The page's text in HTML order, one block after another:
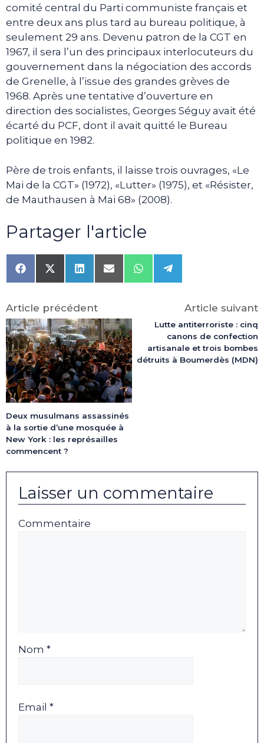
comité central du Parti communiste français et
entre deux ans plus tard au bureau politique, à
seulement 29 ans. Devenu patron de la CGT en
1967, il sera l’un des principaux interlocuteurs du
gouvernement dans la négociation des accords
de Grenelle, à l’issue des grandes grèves de
1968. Après une tentative d’ouverture en
direction des socialistes, Georges Séguy avait été
écarté du PCF, dont il avait quitté le Bureau
politique en 1982.
Père de trois enfants, il laisse trois ouvrages, «Le
Mai de la CGT» (1972), «Lutter» (1975), et «Résister,
de Mauthausen à Mai 68» (2008).
Partager l'article
Share
on
Share
on
(Twitter)
Share
on
Share
on
Share
on
Share
on
Article précédent
Deux musulmans assassinés
à la sortie d’une mosquée à
New York : les représailles
commencent ?
Article suivant
Lutte antiterroriste : cinq
canons de confection
artisanale et trois bombes
détruits à Boumerdès (MDN)
Laisser un commentaire
Commentaire
Nom *
Email *